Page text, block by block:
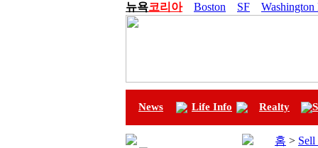
뉴욕코리아 Boston SF
News Life Info Realty
홈 >